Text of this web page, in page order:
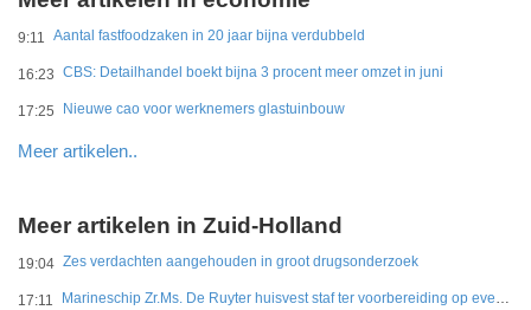
9:11 Aantal fastfoodzaken in 20 jaar bijna verdubbeld
16:23 CBS: Detailhandel boekt bijna 3 procent meer omzet in juni
17:25 Nieuwe cao voor werknemers glastuinbouw
Meer artikelen..
Meer artikelen in Zuid-Holland
19:04 Zes verdachten aangehouden in groot drugsonderzoek
17:11 Marineschip Zr.Ms. De Ruyter huisvest staf ter voorbereiding op eventuele Hormuz-missie